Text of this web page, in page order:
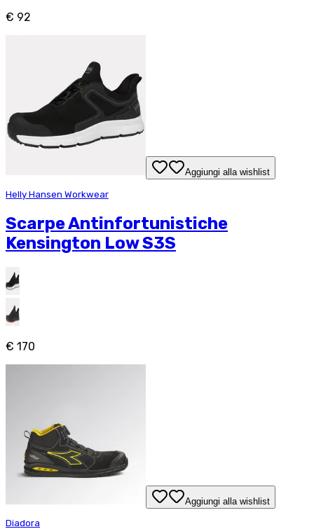
€ 92
Aggiungi alla wishlist
Helly Hansen Workwear
Scarpe Antinfortunistiche
Kensington Low S3S
€ 170
Aggiungi alla wishlist
Diadora